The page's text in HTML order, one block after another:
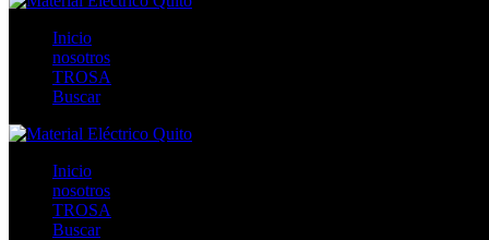
Inicio
nosotros
TROSA
Buscar
Inicio
nosotros
TROSA
Buscar